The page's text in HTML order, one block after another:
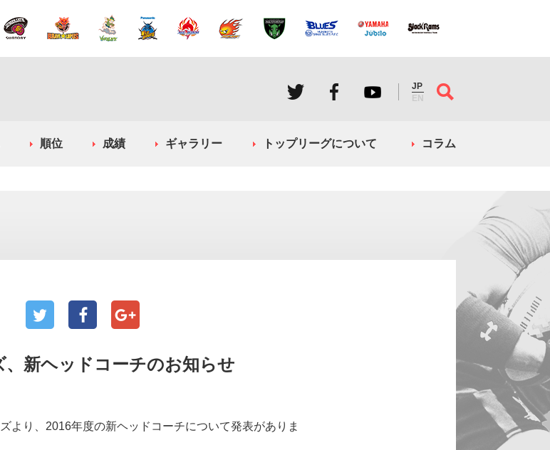
JP
EN
順位 成績 ギャラリー トップリーグについて コラム
新ヘッドコーチのお知らせ
より、2016年度の新ヘッドコーチについて発表がありま